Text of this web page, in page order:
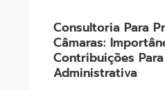
Consultoria Para
Câmaras:
Contribuições
Administrativa